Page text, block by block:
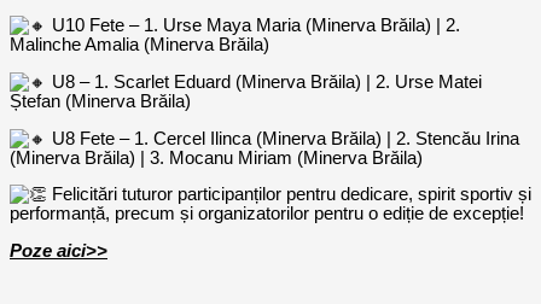
U10 Fete – 1. Urse Maya Maria (Minerva Brăila) | 2.
Malinche Amalia (Minerva Brăila)
U8 – 1. Scarlet Eduard (Minerva Brăila) | 2. Urse Matei
Ștefan (Minerva Brăila)
U8 Fete – 1. Cercel Ilinca (Minerva Brăila) | 2. Stencău Irina
(Minerva Brăila) | 3. Mocanu Miriam (Minerva Brăila)
Felicitări tuturor participanților pentru dedicare, spirit sportiv și
performanță, precum și organizatorilor pentru o ediție de excepție!
Poze aici>>